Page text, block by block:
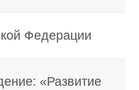
Федерации
«Развитие